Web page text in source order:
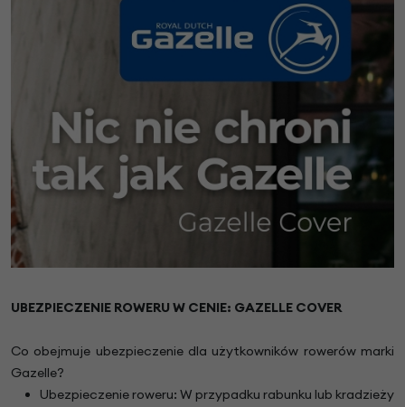
UBEZPIECZENIE ROWERU W CENIE: GAZELLE COVER
Co obejmuje ubezpieczenie dla użytkowników rowerów marki
Gazelle?
Ubezpieczenie roweru: W przypadku rabunku lub kradzieży